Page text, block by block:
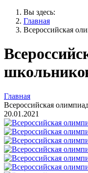
Вы здесь:
Главная
Всероссийская
Главная
Всероссийская
20.01.2021